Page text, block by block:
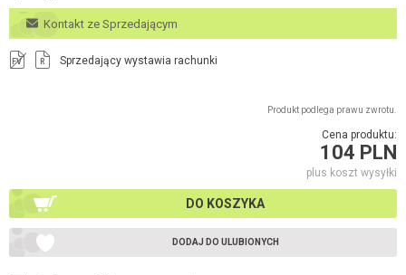
Kontakt ze Sprzedającym
FV R Sprzedający wystawia rachunki
Produkt podlega prawu zwrotu.
Cena produktu:
104 PLN
plus koszt wysyłki
DO KOSZYKA
DODAJ DO ULUBIONYCH